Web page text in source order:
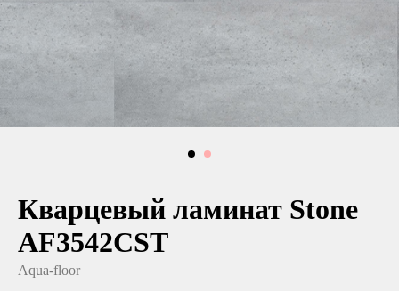
Кварцевый ламинат Stone
AF3542CST
Aqua-floor